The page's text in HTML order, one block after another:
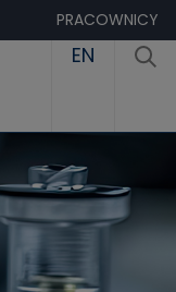
PRACOWNICY
EN